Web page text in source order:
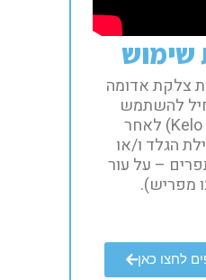
שימוש​
צלקת אדומה
להשתמש
בקלו קוט (Kelo Cote) לאחר
הגלד ו/או
– על עור
מפריש).​
לחצו כאן